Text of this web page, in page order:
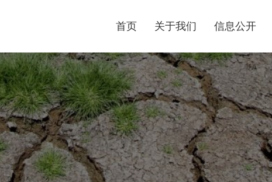
首页 关于我们 信息公开